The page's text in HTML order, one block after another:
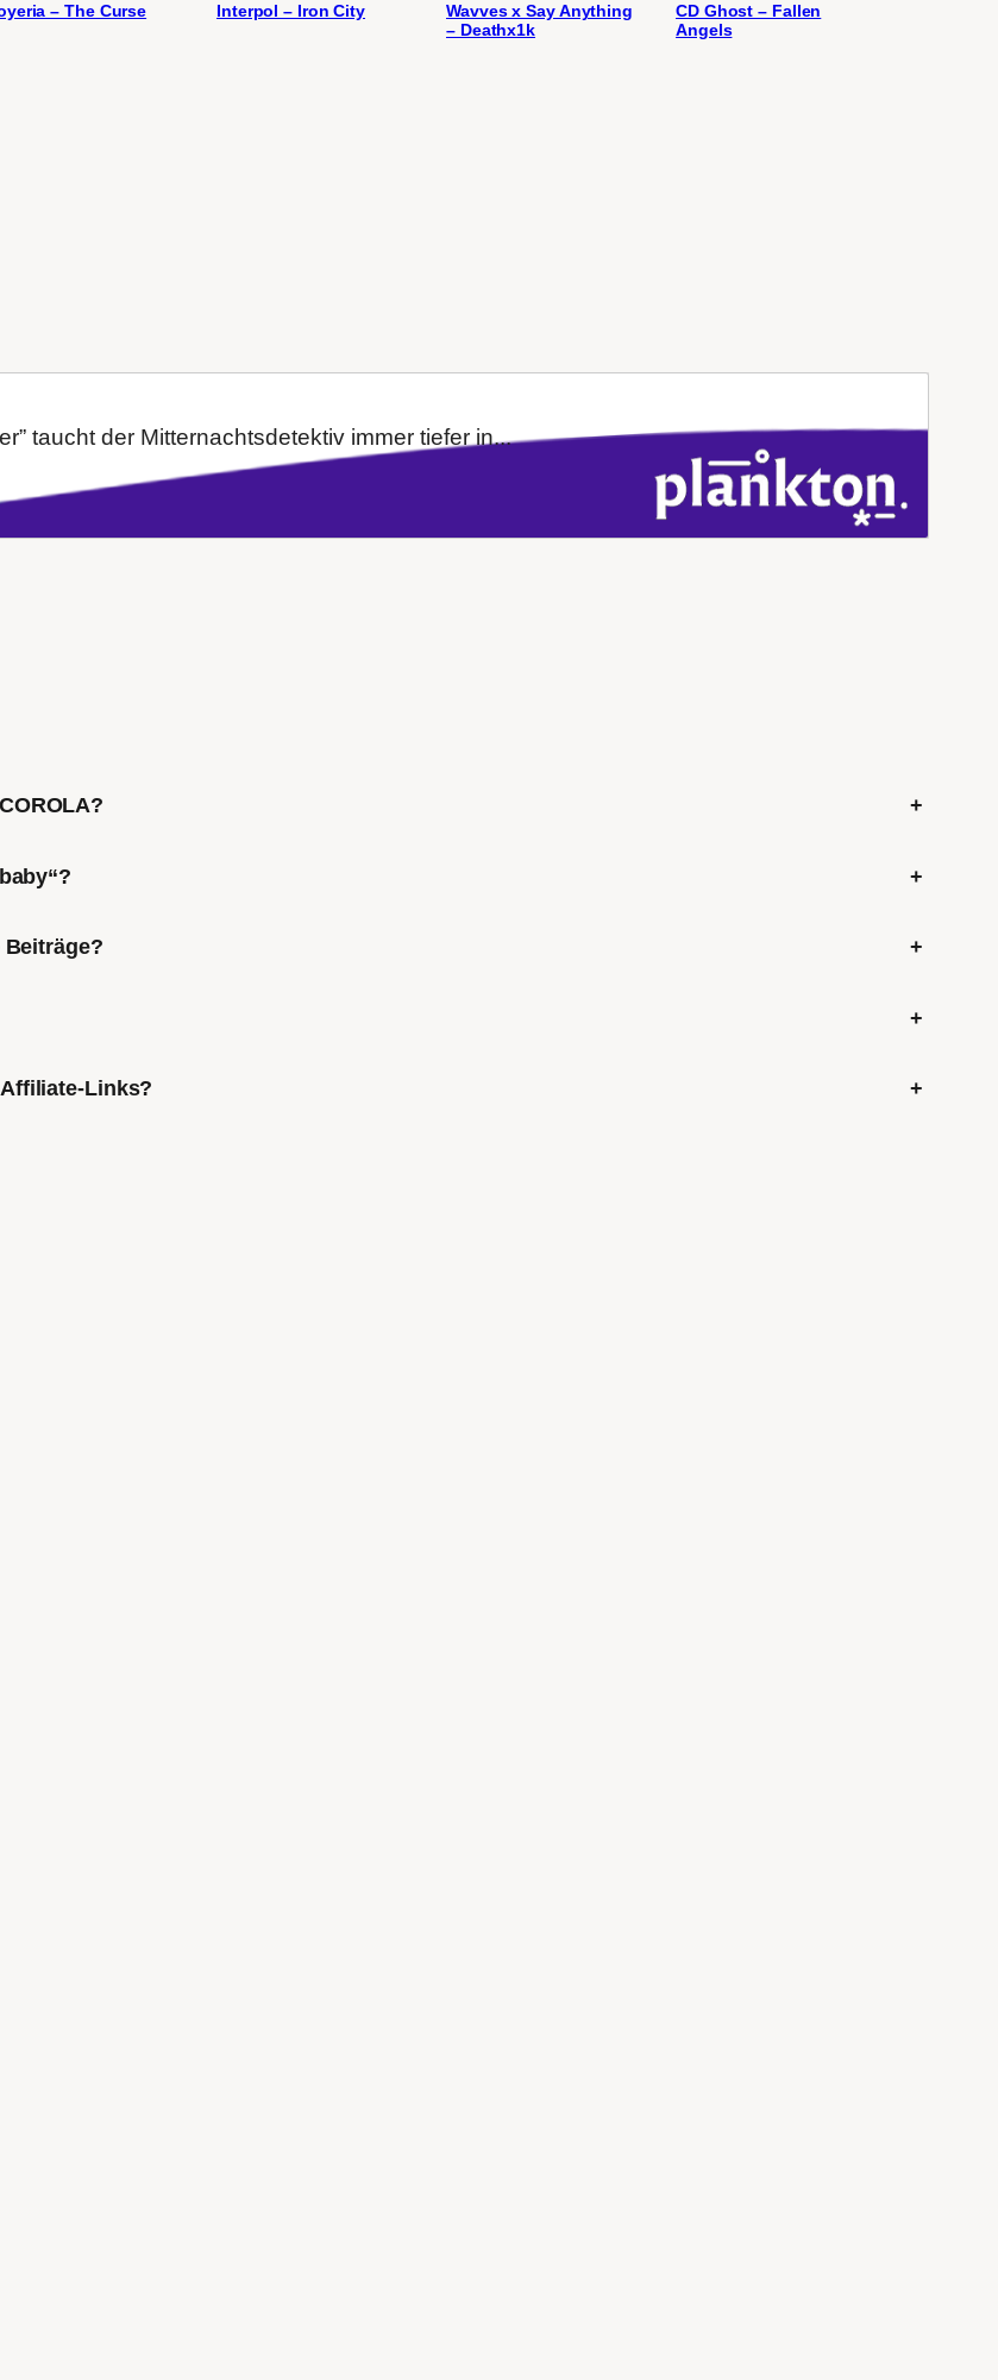
– The Curse Interpol – Iron City
Wavves x Say Anything
– Deathx1k
CD Ghost – Fallen
Angels
taucht der Mitternachtsdetektiv immer tiefer in...
+
+
+
+
Links? +